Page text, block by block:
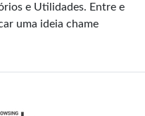
e Utilidades. Entre e
uma ideia chame